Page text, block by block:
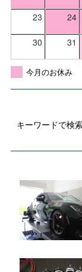
23 24
30 31
今月のお休み